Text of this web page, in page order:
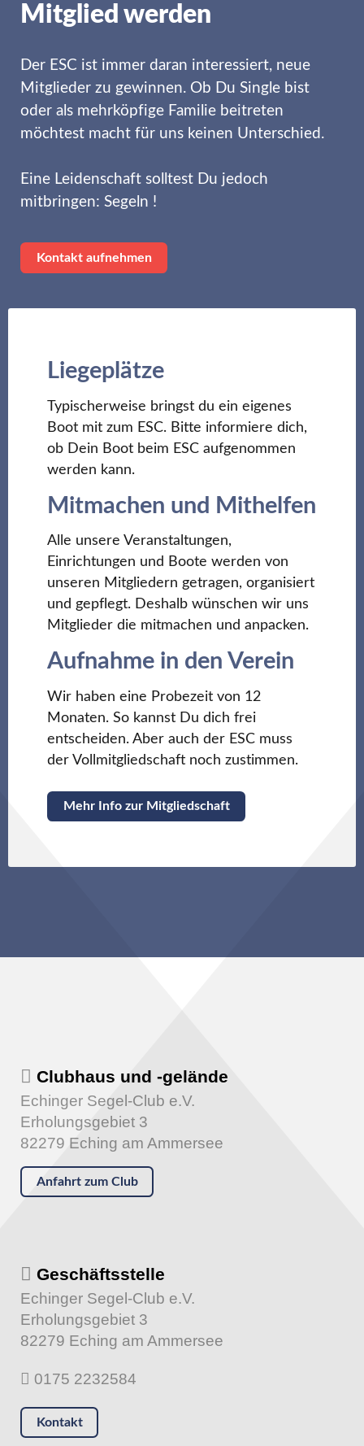
Mitglied werden
Der ESC ist immer daran interessiert, neue
Mitglieder zu gewinnen. Ob Du Single bist
oder als mehrköpfige Familie beitreten
möchtest macht für uns keinen Unterschied.
Eine Leidenschaft solltest Du jedoch
mitbringen: Segeln !
Kontakt aufnehmen
Liegeplätze
Typischerweise bringst du ein eigenes
Boot mit zum ESC. Bitte informiere dich,
ob Dein Boot beim ESC aufgenommen
werden kann.
Mitmachen und Mithelfen
Alle unsere Veranstaltungen,
Einrichtungen und Boote werden von
unseren Mitgliedern getragen, organisiert
und gepflegt. Deshalb wünschen wir uns
Mitglieder die mitmachen und anpacken.
Aufnahme in den Verein
Wir haben eine Probezeit von 12
Monaten. So kannst Du dich frei
entscheiden. Aber auch der ESC muss
der Vollmitgliedschaft noch zustimmen.
Mehr Info zur Mitgliedschaft
Clubhaus und -gelände
Echinger Segel-Club e.V.
Erholungsgebiet 3
82279 Eching am Ammersee
Anfahrt zum Club
Geschäftsstelle
Echinger Segel-Club e.V.
Erholungsgebiet 3
82279 Eching am Ammersee
0175 2232584
Kontakt